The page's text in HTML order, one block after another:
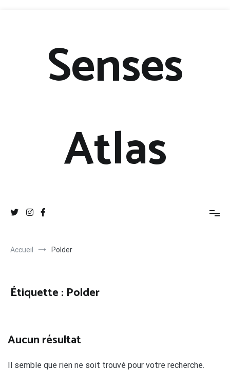
Senses
Atlas
Accueil Polder
Étiquette : Polder
Aucun résultat
Il semble que rien ne soit trouvé pour votre recherche.